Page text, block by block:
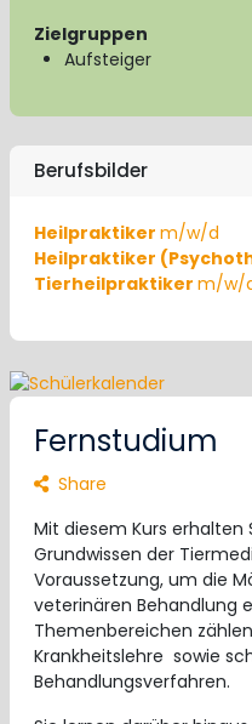
Zielgruppen
Aufsteiger
Berufsbilder
Heilpraktiker m/w/d
Heilpraktiker
Tierheilpraktiker m/w/
Fernstudium
Share
Mit diesem Kurs erhalten
Grundwissen der
Voraussetzung, um die
veterinären Behandlung
Themenbereichen
Krankheitslehre sowie
Behandlungsverfahren.